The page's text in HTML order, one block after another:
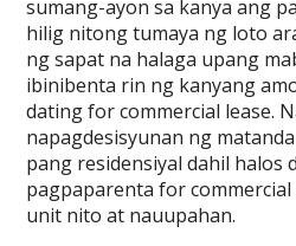
sumang-ayon sa kanya ang
hilig nitong tumaya ng loto
ng sapat na halaga upang
ibinibenta rin ng kanyang
dating for commercial lease.
napagdesisyunan ng
pang residensiyal dahil halos
pagpaparenta for
unit nito at nauupahan.